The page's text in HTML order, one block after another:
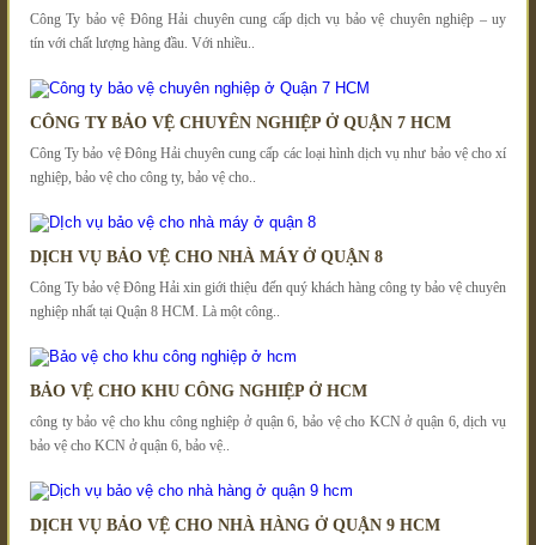
Công Ty bảo vệ Đông Hải chuyên cung cấp dịch vụ bảo vệ chuyên nghiệp – uy
tín với chất lượng hàng đầu. Với nhiều..
CÔNG TY BẢO VỆ CHUYÊN NGHIỆP Ở QUẬN 7 HCM
Công Ty bảo vệ Đông Hải chuyên cung cấp các loại hình dịch vụ như bảo vệ cho xí
nghiệp, bảo vệ cho công ty, bảo vệ cho..
DỊCH VỤ BẢO VỆ CHO NHÀ MÁY Ở QUẬN 8
Công Ty bảo vệ Đông Hải xin giới thiệu đến quý khách hàng công ty bảo vệ chuyên
nghiệp nhất tại Quận 8 HCM. Là một công..
BẢO VỆ CHO KHU CÔNG NGHIỆP Ở HCM
công ty bảo vệ cho khu công nghiệp ở quận 6, bảo vệ cho KCN ở quận 6, dịch vụ
bảo vệ cho KCN ở quận 6, bảo vệ..
DỊCH VỤ BẢO VỆ CHO NHÀ HÀNG Ở QUẬN 9 HCM